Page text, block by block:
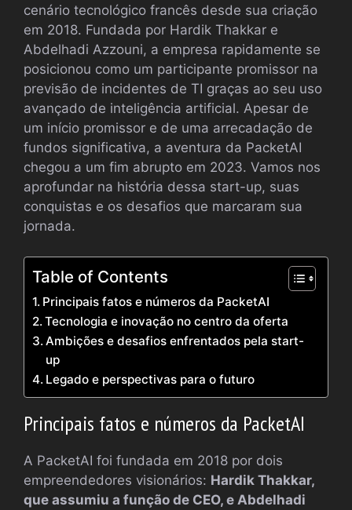
cenário tecnológico francês desde sua criação
em 2018. Fundada por Hardik Thakkar e
Abdelhadi Azzouni, a empresa rapidamente se
posicionou como um participante promissor na
previsão de incidentes de TI graças ao seu uso
avançado de inteligência artificial. Apesar de
um início promissor e de uma arrecadação de
fundos significativa, a aventura da PacketAI
chegou a um fim abrupto em 2023. Vamos nos
aprofundar na história dessa start-up, suas
conquistas e os desafios que marcaram sua
jornada.
Table of Contents
Principais fatos e números da PacketAI
Tecnologia e inovação no centro da oferta
Ambições e desafios enfrentados pela start-
up
Legado e perspectivas para o futuro
Principais fatos e números da PacketAI
A PacketAI foi fundada em 2018 por dois
empreendedores visionários: Hardik Thakkar,
que assumiu a função de CEO, e Abdelhadi